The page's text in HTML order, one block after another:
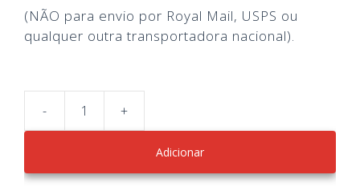
(NÃO para envio por Royal Mail, USPS ou
qualquer outra transportadora nacional).
-
Hand-
delivery
+
Adicionar